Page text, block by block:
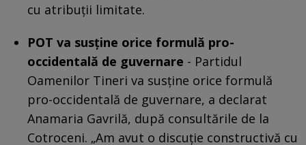
cu atribuții limitate.
POT va susține orice formulă pro-
occidentală de guvernare - Partidul
Oamenilor Tineri va susține orice formulă
pro-occidentală de guvernare, a declarat
Anamaria Gavrilă, după consultările de la
Cotroceni. „Am avut o discuție constructivă cu